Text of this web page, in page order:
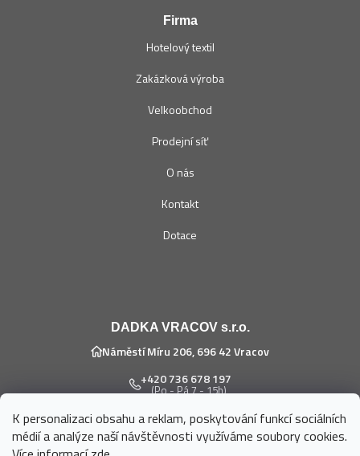
K personalizaci obsahu a reklam, poskytování funkcí sociálních
médií a analýze naší návštěvnosti využíváme soubory cookies.
Firma
Hotelový textil
Zakázková výroba
Velkoobchod
Prodejní síť
O nás
Kontakt
Dotace
DADKA VRACOV s.r.o.
Náměstí Míru 206, 696 42 Vracov
+420 736 678 197
(Po - Pá 7 - 15h)
eshop@dadka.cz